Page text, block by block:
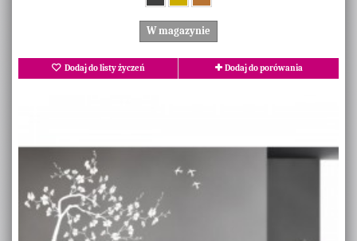
W magazynie
Dodaj do listy życzeń Dodaj do porówania